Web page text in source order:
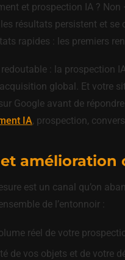
et prospection IA ?
résultats persistent et se
rapides : les premiers
: la prospection
global. Et votre
Google avant de
IA, prospection,
amélioration
est un canal qu’on
de l’entonnoir :
réel de votre
de vos objets et de votre